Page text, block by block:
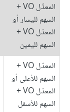
المعدِّل VO +
السهم لليسار أو
المعدّل VO +
السهم لليمين
المعدّل VO +
السهم للأعلى أو
المعدّل VO +
السهم للأسفل